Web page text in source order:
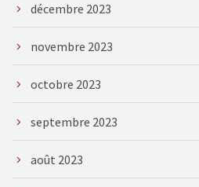
décembre 2023
novembre 2023
octobre 2023
septembre 2023
août 2023